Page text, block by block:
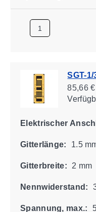
SGT-1/
85,66
Elektrischer
Gitterlänge: 1.5
Gitterbreite: 2 mm
Nennwiderstand:
Spannung, max.: